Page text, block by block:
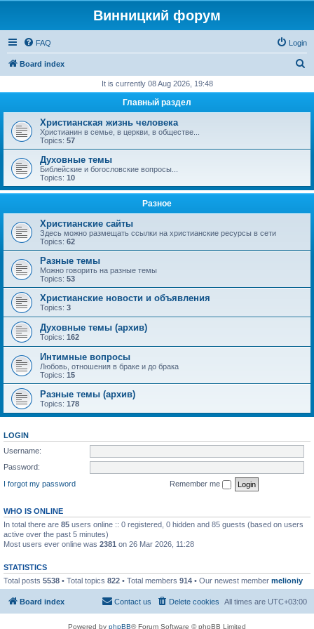
Винницкий форум
FAQ Login
Board index
r
h
It is currently 08 Aug 2026, 19:48
Главный раздел
Христианская жизнь человека
Христианин в семье, в церкви, в обществе...
Topics: 57
Духовные темы
Библейские и богословские вопросы...
Topics: 10
Разное
Христианские сайты
Здесь можно размещать ссылки на христианские ресурсы в сети
Topics: 62
Разные темы
Можно говорить на разные темы
Topics: 53
Христианские новости и объявления
Topics: 3
Духовные темы (архив)
Topics: 162
Интимные вопросы
Любовь, отношения в браке и до брака
Topics: 15
Разные темы (архив)
Topics: 178
LOGIN
Username:
Password:
I forgot my password
Remember me
WHO IS ONLINE
In total there are 85 users online :: 0 registered, 0 hidden and 85 guests (based on users
active over the past 5 minutes)
Most users ever online was 2381 on 26 Mar 2026, 11:28
STATISTICS
Total posts 5538 • Total topics 822 • Total members 914 • Our newest member melioniy
Board index All times are UTC+03:00
Delete cookies
Contact us
Powered by phpBB® Forum Software © phpBB Limited